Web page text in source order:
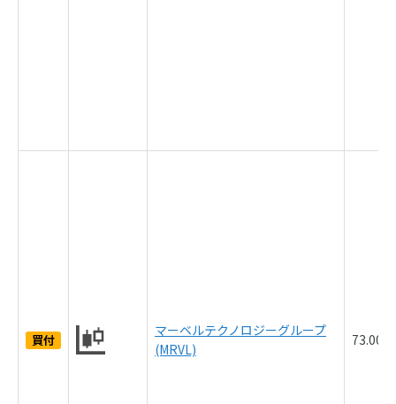
買付
マーベルテクノロジーグループ
(MRVL)
73.00